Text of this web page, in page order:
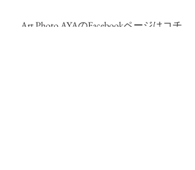
Art Photo AYAのFacebookページはコチ